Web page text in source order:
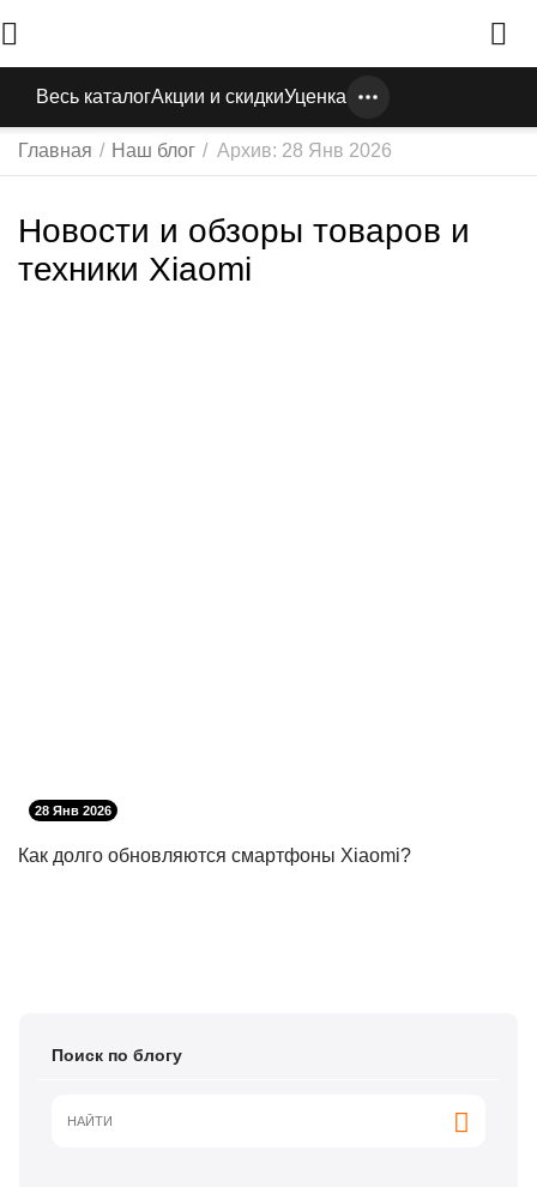
Весь каталогАкции и скидкиУценка
Главная / Наш блог / Архив: 28 Янв 2026
Новости и обзоры товаров и
техники Xiaomi
28 Янв 2026
Как долго обновляются смартфоны Xiaomi?
Поиск по блогу